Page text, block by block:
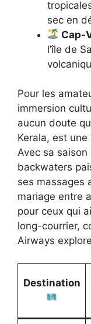
sec en
Cap-
l’île de
Pour les
immersion
aucun doute
Kerala, est
Avec sa
backwaters
ses massages
mariage entre
pour ceux qui
long-courrier,
Airways
Destination